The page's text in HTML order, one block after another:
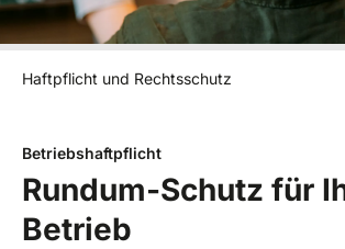
Haftpflicht und Rechtsschutz
Betriebshaftpflicht
Rundum-Schutz für
Betrieb